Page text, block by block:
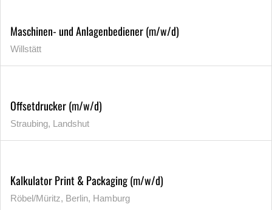
Maschinen- und Anlagenbediener (m/w/d)
Willstätt
Offsetdrucker (m/w/d)
Straubing, Landshut
Kalkulator Print & Packaging (m/w/d)
Röbel/Müritz, Berlin, Hamburg